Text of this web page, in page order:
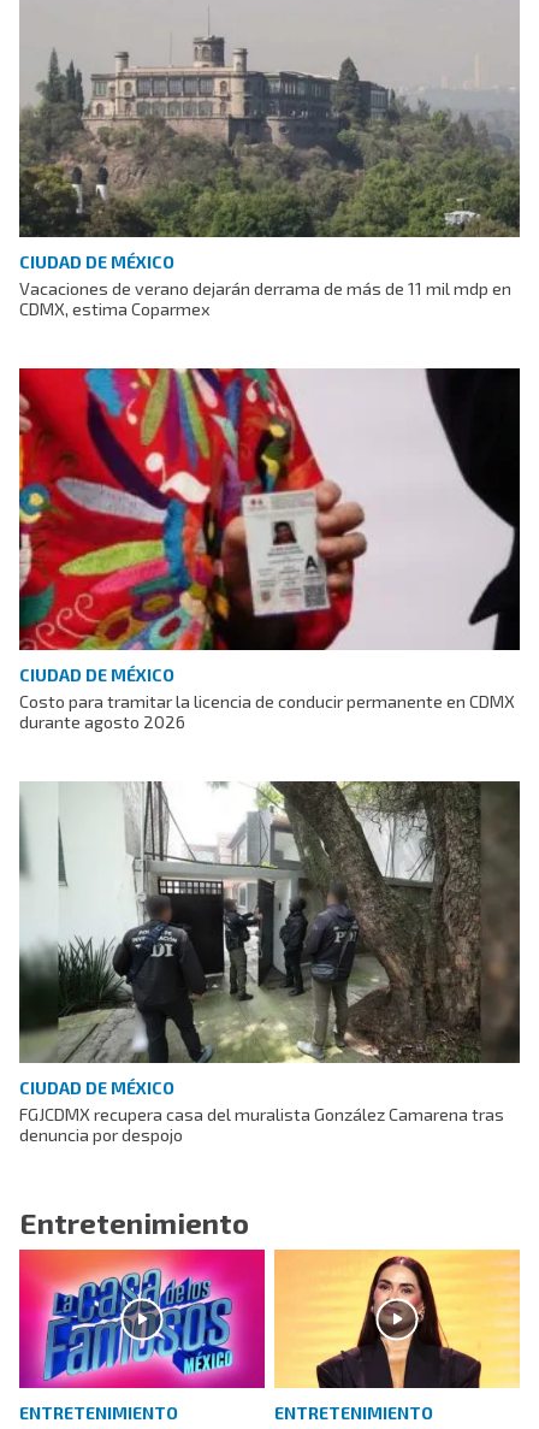
CIUDAD DE MÉXICO
Vacaciones de verano dejarán derrama de más de 11 mil mdp en
CDMX, estima Coparmex
CIUDAD DE MÉXICO
Costo para tramitar la licencia de conducir permanente en CDMX
durante agosto 2026
CIUDAD DE MÉXICO
FGJCDMX recupera casa del muralista González Camarena tras
denuncia por despojo
Entretenimiento
ENTRETENIMIENTO ENTRETENIMIENTO